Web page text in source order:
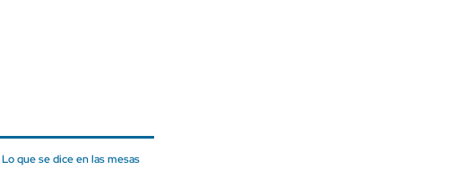
Lo que se dice en las mesas